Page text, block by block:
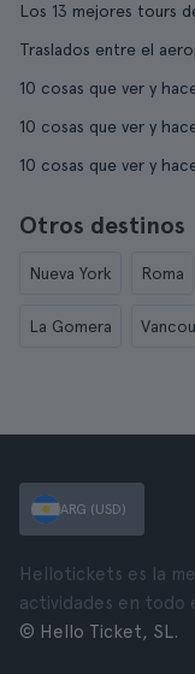
Los 13 mejores tours
Traslados entre el
10 cosas que ver y
10 cosas que ver y
10 cosas que ver y
Otros destinos
Nueva York Roma
La Gomera
ARG (USD)
Hellotickets es la
actividades en todo
© Hello Ticket, SL.